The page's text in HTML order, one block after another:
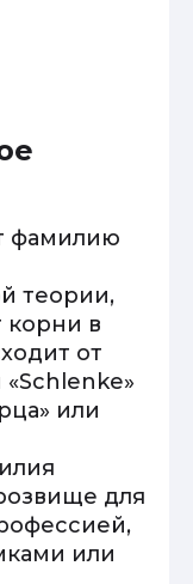
фамилию
теории,
в
от
или
для
или